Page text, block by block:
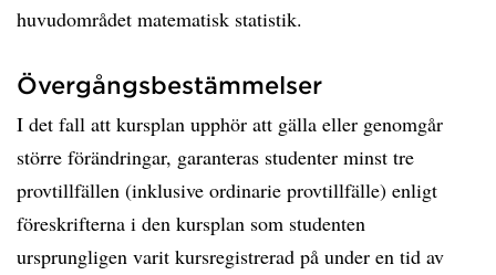
huvudområdet matematisk statistik.
Övergångsbestämmelser
I det fall att kursplan upphör att gälla eller genomgår
större förändringar, garanteras studenter minst tre
provtillfällen (inklusive ordinarie provtillfälle) enligt
föreskrifterna i den kursplan som studenten
ursprungligen varit kursregistrerad på under en tid av